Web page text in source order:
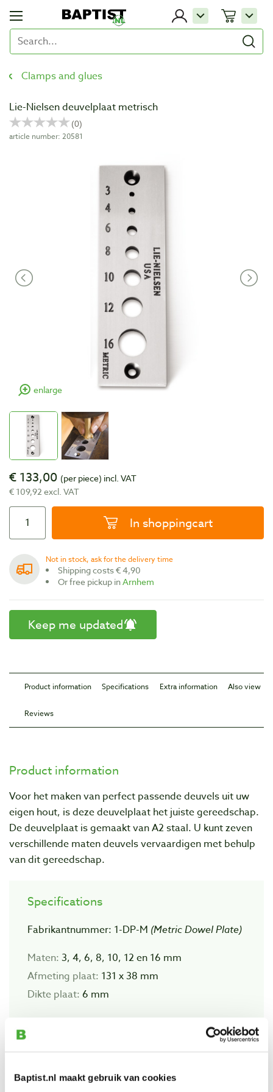
Baptist.nl maakt gebruik van cookies
Clamps and glues
Lie-Nielsen deuvelplaat metrisch
article number: 20581
enlarge
€ 133,00 (per piece) incl. VAT
€ 109,92 excl. VAT
In shoppingcart
Not in stock, ask for the delivery time
Shipping costs € 4,90
Or free pickup inArnhem
Keep me updated
Product information Specifications Extra information Also view
Reviews
Product information
Voor het maken van perfect passende deuvels uit uw
eigen hout, is deze deuvelplaat het juiste gereedschap.
De deuvelplaat is gemaakt van A2 staal. U kunt zeven
verschillende maten deuvels vervaardigen met behulp
van dit gereedschap.
Specifications
Fabrikantnummer: 1-DP-M (Metric Dowel Plate)
Maten: 3, 4, 6, 8, 10, 12 en 16 mm
Afmeting plaat: 131 x 38 mm
Dikte plaat: 6 mm
Extra information